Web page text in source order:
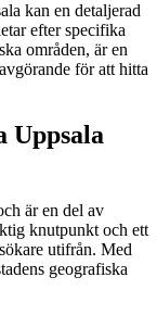
kan en detaljerad
efter specifika
områden, är en
för att hitta
Uppsala
är en del av
knutpunkt och ett
utifrån. Med
geografiska